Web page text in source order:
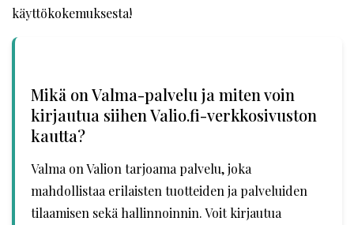
käyttökokemuksesta!
Mikä on Valma-palvelu ja miten voin
kirjautua siihen Valio.fi-verkkosivuston
kautta?
Valma on Valion tarjoama palvelu, joka
mahdollistaa erilaisten tuotteiden ja palveluiden
tilaamisen sekä hallinnoinnin. Voit kirjautua